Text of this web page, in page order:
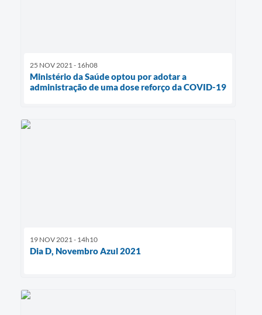
25 NOV 2021 - 16h08
Ministério da Saúde optou por adotar a
administração de uma dose reforço da COVID-19
19 NOV 2021 - 14h10
Dia D, Novembro Azul 2021